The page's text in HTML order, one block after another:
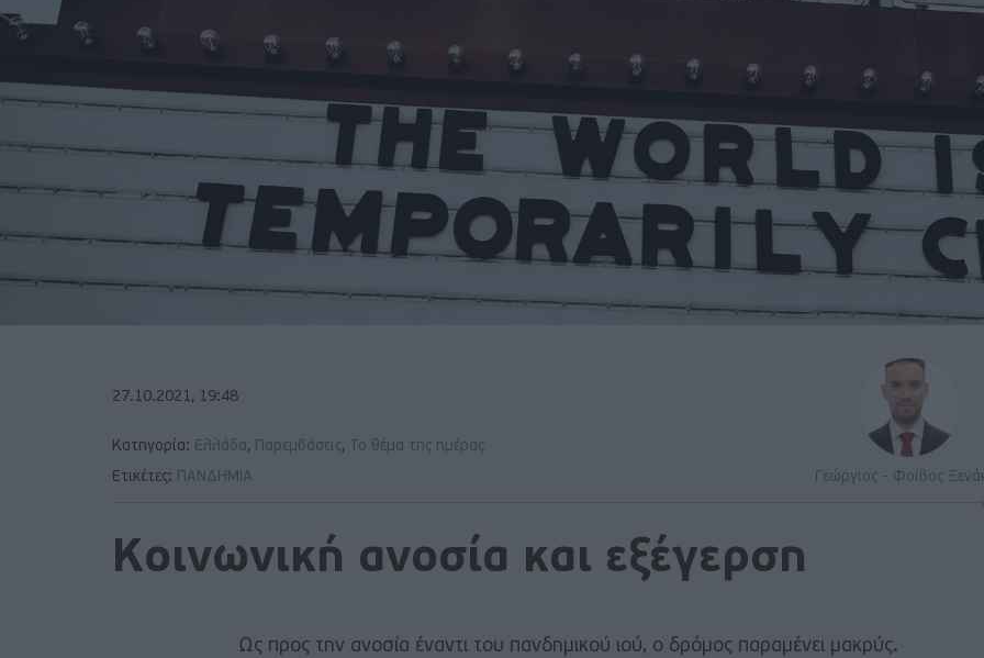
27.10.2021, 19:48
Κατηγορία: Ελλάδα, Παρεμβάσεις,
Το θέμα της ημέρας
Ετικέτες:
ΠΑΝΔΗΜΙΑ Γεώργιος - Φοίβος
Κοινωνική ανοσία και εξέγερση
Ως προς την ανοσία έναντι του πανδημικού ιού, ο δρόμος παραμένει μακρύς.